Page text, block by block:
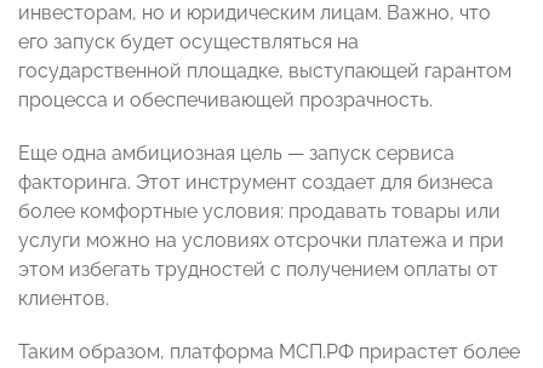
инвесторам, но и юридическим лицам. Важно, что
его запуск будет осуществляться на
государственной площадке, выступающей гарантом
процесса и обеспечивающей прозрачность.
Еще одна амбициозная цель — запуск сервиса
факторинга. Этот инструмент создает для бизнеса
более комфортные условия: продавать товары или
услуги можно на условиях отсрочки платежа и при
этом избегать трудностей с получением оплаты от
клиентов.
Таким образом, платформа МСП.РФ прирастет более